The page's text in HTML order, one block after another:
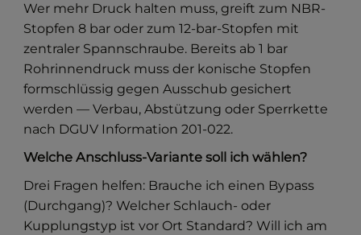
Wer mehr Druck halten muss, greift zum NBR-
Stopfen 8 bar oder zum 12-bar-Stopfen mit
zentraler Spannschraube. Bereits ab 1 bar
Rohrinnendruck muss der konische Stopfen
formschlüssig gegen Ausschub gesichert
werden — Verbau, Abstützung oder Sperrkette
nach DGUV Information 201-022.
Welche Anschluss-Variante soll ich wählen?
Drei Fragen helfen: Brauche ich einen Bypass
(Durchgang)? Welcher Schlauch- oder
Kupplungstyp ist vor Ort Standard? Will ich am